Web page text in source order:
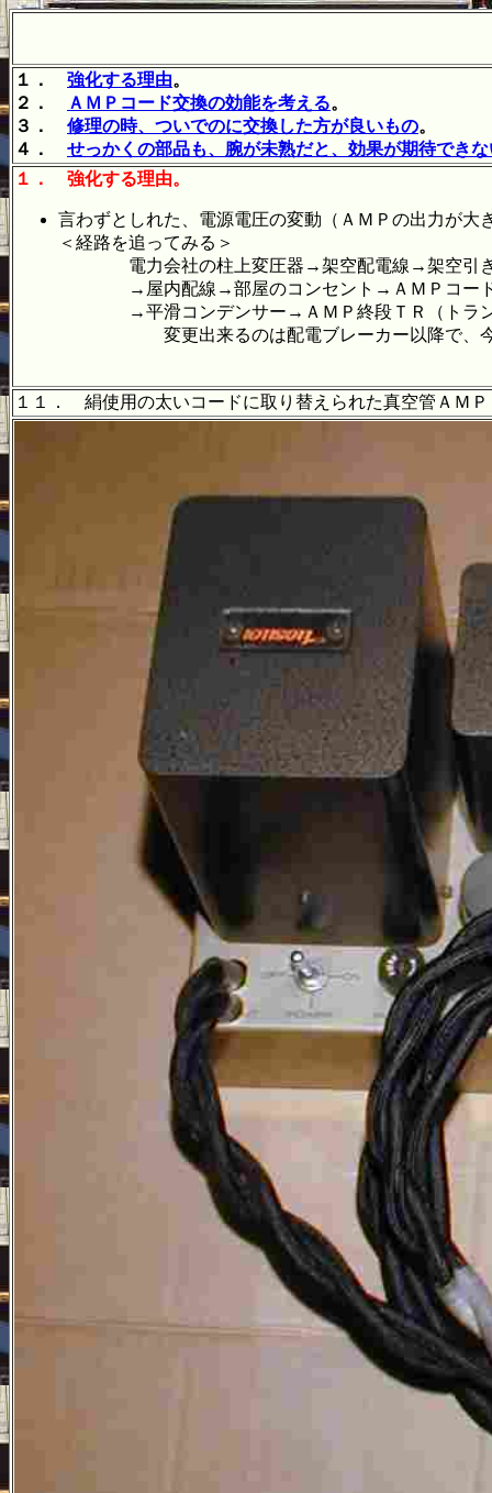
１． 強化する理由。
２．
ＡＭＰコード交換の効能を考える。
３． 修理の時、ついでのに交換した方が良いもの。
４． せっかくの部品も、腕が未熟だと、効果が期待できな
１．
強化する理由。
言わずとしれた、電源電圧の変動（ＡＭＰの出力が大
＜経路を追ってみる＞
電力会社の柱上変圧器→架空配電線→架空引き
→屋内配線→部屋のコンセント→ＡＭＰコード→
→平滑コンデンサー→ＡＭＰ終段ＴＲ（トラン
変更出来るのは配電ブレーカー以降で、今回
１１． 絹使用の太いコードに取り替えられた真空管ＡＭ